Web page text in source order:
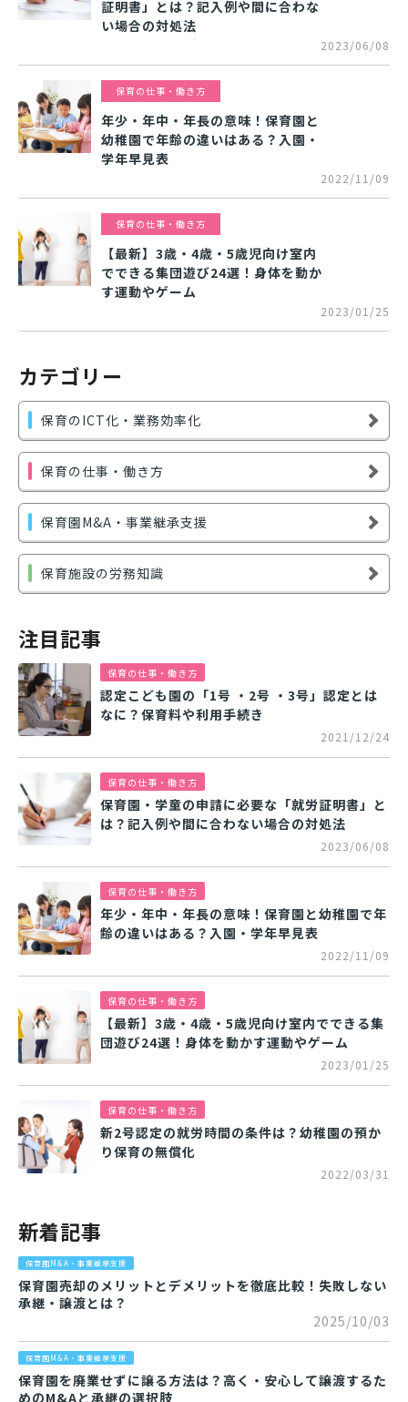
証明書」とは？記入例や間に合わな
い場合の対処法
2023/06/08
保育の仕事・働き方
年少・年中・年長の意味！保育園と
幼稚園で年齢の違いはある？入園・
学年早見表
2022/11/09
保育の仕事・働き方
【最新】3歳・4歳・5歳児向け室内
でできる集団遊び24選！身体を動か
す運動やゲーム
2023/01/25
カテゴリー
保育のICT化・業務効率化
保育の仕事・働き方
保育園M&A・事業継承支援
保育施設の労務知識
注目記事
保育の仕事・働き方
認定こども園の「1号 ・2号 ・3号」認定とは
なに？保育料や利用手続き
2021/12/24
保育の仕事・働き方
保育園・学童の申請に必要な「就労証明書」と
は？記入例や間に合わない場合の対処法
2023/06/08
保育の仕事・働き方
年少・年中・年長の意味！保育園と幼稚園で年
齢の違いはある？入園・学年早見表
2022/11/09
保育の仕事・働き方
【最新】3歳・4歳・5歳児向け室内でできる集
団遊び24選！身体を動かす運動やゲーム
2023/01/25
保育の仕事・働き方
新2号認定の就労時間の条件は？幼稚園の預か
り保育の無償化
2022/03/31
新着記事
保育園M&A・事業継承支援
保育園売却のメリットとデメリットを徹底比較！失敗しない
承継・譲渡とは？
2025/10/03
保育園M&A・事業継承支援
保育園を廃業せずに譲る方法は？高く・安心して譲渡するた
めのM&Aと承継の選択肢